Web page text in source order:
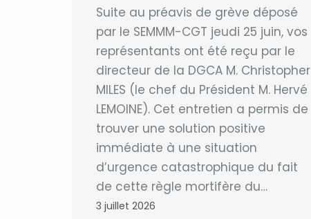
Suite au préavis de grève déposé
par le SEMMM-CGT jeudi 25 juin, vos
représentants ont été reçu par le
directeur de la DGCA M. Christopher
MILES (le chef du Président M. Hervé
LEMOINE). Cet entretien a permis de
trouver une solution positive
immédiate à une situation
d’urgence catastrophique du fait
de cette règle mortifère du…
3 juillet 2026